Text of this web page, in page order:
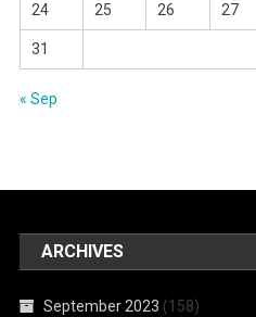
24 25 26 27
31
« Sep
ARCHIVES
September 2023 (158)